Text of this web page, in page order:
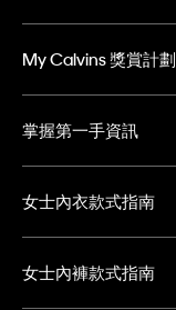
My Calvins 獎賞計劃
掌握第一手資訊
女士內衣款式指南
女士內褲款式指南